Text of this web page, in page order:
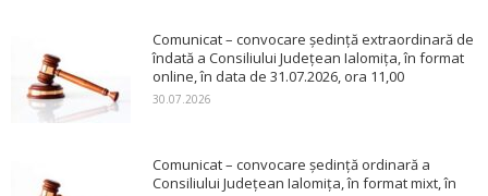
Comunicat – convocare ședință extraordinară de
îndată a Consiliului Județean Ialomița, în format
online, în data de 31.07.2026, ora 11,00
30.07.2026
Comunicat – convocare ședință ordinară a
Consiliului Județean Ialomița, în format mixt, în